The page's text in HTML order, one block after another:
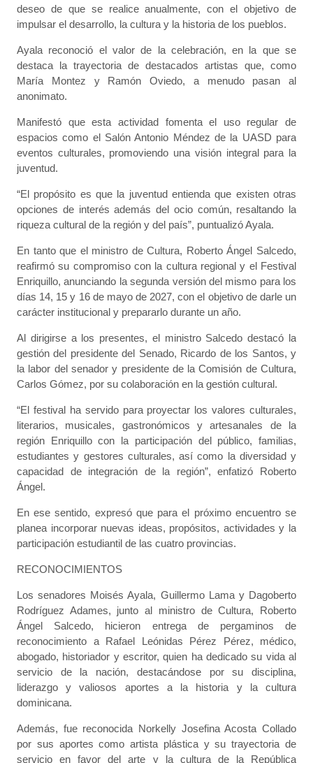
deseo de que se realice anualmente, con el objetivo de
impulsar el desarrollo, la cultura y la historia de los pueblos.
Ayala reconoció el valor de la celebración, en la que se
destaca la trayectoria de destacados artistas que, como
María Montez y Ramón Oviedo, a menudo pasan al
anonimato.
Manifestó que esta actividad fomenta el uso regular de
espacios como el Salón Antonio Méndez de la UASD para
eventos culturales, promoviendo una visión integral para la
juventud.
“El propósito es que la juventud entienda que existen otras
opciones de interés además del ocio común, resaltando la
riqueza cultural de la región y del país”, puntualizó Ayala.
En tanto que el ministro de Cultura, Roberto Ángel Salcedo,
reafirmó su compromiso con la cultura regional y el Festival
Enriquillo, anunciando la segunda versión del mismo para los
días 14, 15 y 16 de mayo de 2027, con el objetivo de darle un
carácter institucional y prepararlo durante un año.
Al dirigirse a los presentes, el ministro Salcedo destacó la
gestión del presidente del Senado, Ricardo de los Santos, y
la labor del senador y presidente de la Comisión de Cultura,
Carlos Gómez, por su colaboración en la gestión cultural.
“El festival ha servido para proyectar los valores culturales,
literarios, musicales, gastronómicos y artesanales de la
región Enriquillo con la participación del público, familias,
estudiantes y gestores culturales, así como la diversidad y
capacidad de integración de la región”, enfatizó Roberto
Ángel.
En ese sentido, expresó que para el próximo encuentro se
planea incorporar nuevas ideas, propósitos, actividades y la
participación estudiantil de las cuatro provincias.
RECONOCIMIENTOS
Los senadores Moisés Ayala, Guillermo Lama y Dagoberto
Rodríguez Adames, junto al ministro de Cultura, Roberto
Ángel Salcedo, hicieron entrega de pergaminos de
reconocimiento a Rafael Leónidas Pérez Pérez, médico,
abogado, historiador y escritor, quien ha dedicado su vida al
servicio de la nación, destacándose por su disciplina,
liderazgo y valiosos aportes a la historia y la cultura
dominicana.
Además, fue reconocida Norkelly Josefina Acosta Collado
por sus aportes como artista plástica y su trayectoria de
servicio en favor del arte y la cultura de la República